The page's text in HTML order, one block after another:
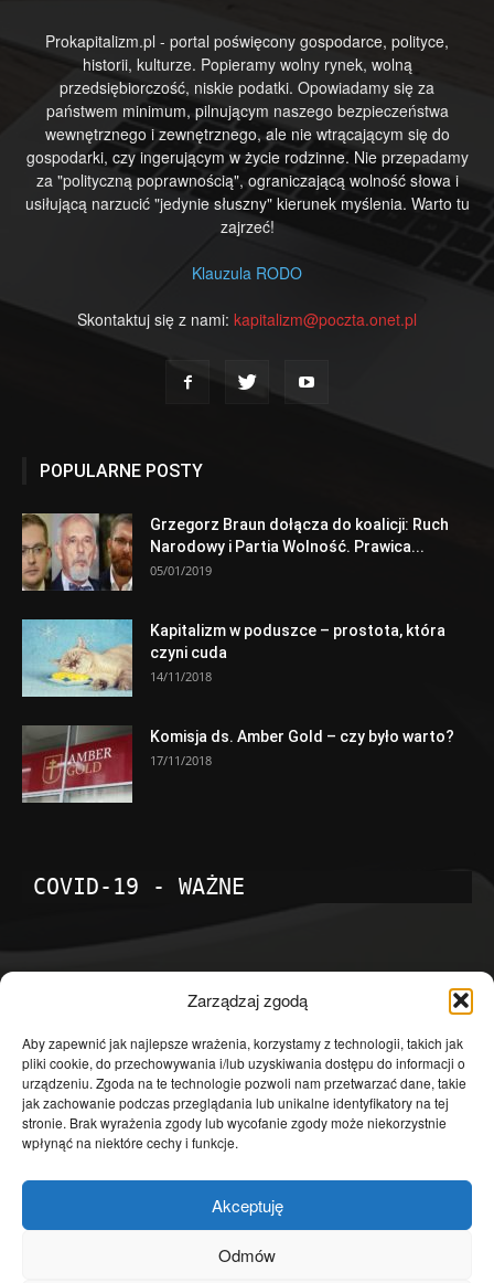
Zarządzaj zgodą
Aby zapewnić jak najlepsze wrażenia, korzystamy z technologii, takich jak
pliki cookie, do przechowywania i/lub uzyskiwania dostępu do informacji o
urządzeniu. Zgoda na te technologie pozwoli nam przetwarzać dane, takie
jak zachowanie podczas przeglądania lub unikalne identyfikatory na tej
stronie. Brak wyrażenia zgody lub wycofanie zgody może niekorzystnie
wpłynąć na niektóre cechy i funkcje.
Akceptuję
Odmów
Prokapitalizm.pl - portal poświęcony gospodarce, polityce,
historii, kulturze. Popieramy wolny rynek, wolną
przedsiębiorczość, niskie podatki. Opowiadamy się za
państwem minimum, pilnującym naszego bezpieczeństwa
wewnętrznego i zewnętrznego, ale nie wtrącającym się do
gospodarki, czy ingerującym w życie rodzinne. Nie przepadamy
za "polityczną poprawnością", ograniczającą wolność słowa i
usiłującą narzucić "jedynie słuszny" kierunek myślenia. Warto tu
zajrzeć!
Klauzula RODO
Skontaktuj się z nami: kapitalizm@poczta.onet.pl
POPULARNE POSTY
Grzegorz Braun dołącza do koalicji: Ruch
Narodowy i Partia Wolność. Prawica...
05/01/2019
Kapitalizm w poduszce – prostota, która
czyni cuda
14/11/2018
Komisja ds. Amber Gold – czy było warto?
17/11/2018
COVID-19 - WAŻNE
Temat dnia
4601
Publicystyka
4363
Polityka
3639
Polska
Społeczeństwo
2823